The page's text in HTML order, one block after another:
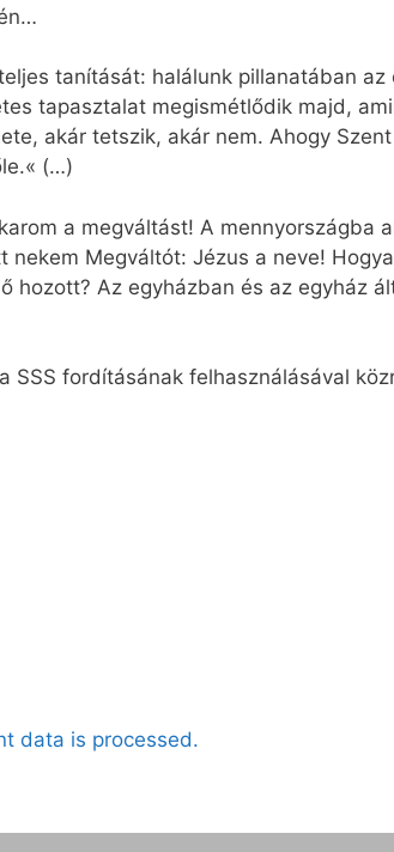
tanítását: halálunk pillanatában az
tapasztalat megismétlődik majd,
akár tetszik, akár nem. Ahogy
(…)
a megváltást! A mennyországba
Megváltót: Jézus a neve!
Az egyházban és az egyház
fordításának felhasználásával
data is processed.